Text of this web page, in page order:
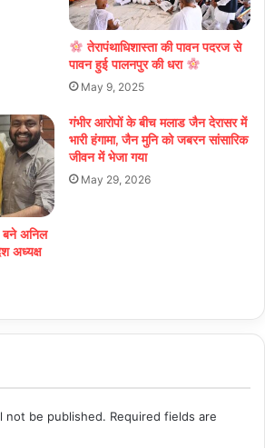
तेरापंथाधिशास्ता की पावन पदरज से
पावन हुई पालनपुर की धरा
May 9, 2025
अनिल
अध्यक्ष
गंभीर आरोपों के बीच मलाड जैन देरासर में
भारी हंगामा, जैन मुनि को जबरन सांसारिक
जीवन में भेजा गया
May 29, 2026
not be published. Required fields are